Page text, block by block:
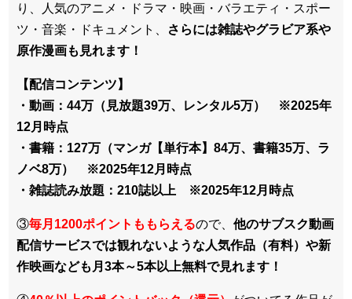
り、人気のアニメ・ドラマ・映画・バラエティ・スポー
ツ・音楽・ドキュメント、
さらには雑誌やグラビア系や
原作漫画も見れます！
【配信コンテンツ】
・動画：44万（見放題39万、レンタル5万） ※2025年
12月時点
・書籍：127万（マンガ【単行本】84万、書籍35万、 ラ
ノベ8万） ※2025年12月時点
・雑誌読み放題：210誌以上 ※2025年12月時点
③毎月1200ポイントももらえるので、 他のサブスク動画
配信サービスでは観れないような人気作品（有料）や新
作映画なども月3本～5本以上無料で見れます！